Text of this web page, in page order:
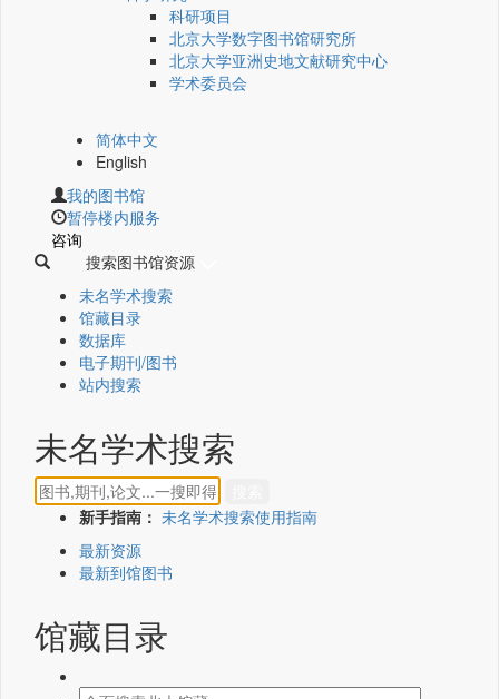
科研项目
北京大学数字图书馆研究所
北京大学亚洲史地文献研究中心
学术委员会
简体中文
English
我的图书馆
暂停楼内服务
咨询
搜索图书馆资源
未名学术搜索
馆藏目录
数据库
电子期刊/图书
站内搜索
未名学术搜索
新手指南： 未名学术搜索使用指南
最新资源
最新到馆图书
馆藏目录